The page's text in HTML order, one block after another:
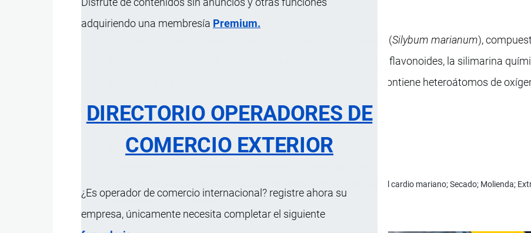
adquiriendo una membresía Premium.
DIRECTORIO OPERADORES DE
COMERCIO EXTERIOR
¿Es operador de comercio internacional? registre ahora su
empresa, únicamente necesita completar el siguiente
Compuesto orgánico natural que proviene del cardo mariano (Silybum marianum),
% de silimarina y 20 % de impurezas, que son compuestos no flavonoides, la silimarina
se clasifica como un compuesto orgánico heterocíclico que contiene heteroátomos de
Aspecto físico
Polvo amarillo claro.
Recolección: cosecha de semillas o frutos maduros del cardio mariano; Secado; Molienda;